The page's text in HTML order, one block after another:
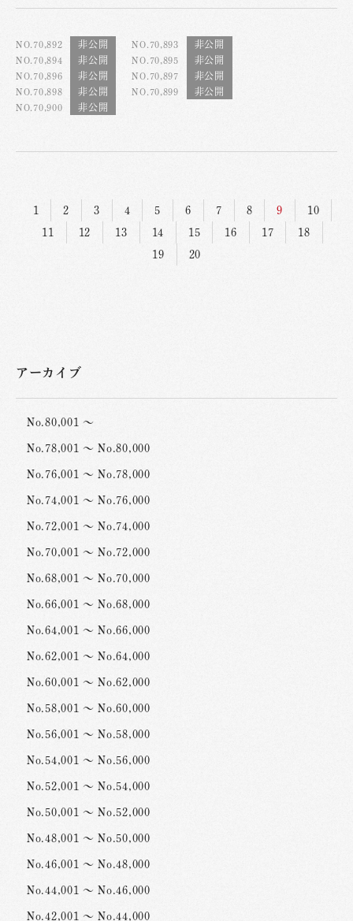
NO.70,892
NO.70,893
NO.70,894
NO.70,895
NO.70,896
NO.70,897
NO.70,898
NO.70,899
NO.70,900
1 2 3 4 5 6 7 8 9
10
11
12 13 14 15 16 17
18
19
20
アーカイブ
No.80,001 ～
No.78,001 ～ No.80,000
No.76,001 ～ No.78,000
No.74,001 ～ No.76,000
No.72,001 ～ No.74,000
No.70,001 ～ No.72,000
No.68,001 ～ No.70,000
No.66,001 ～ No.68,000
No.64,001 ～ No.66,000
No.62,001 ～ No.64,000
No.60,001 ～ No.62,000
No.58,001 ～ No.60,000
No.56,001 ～ No.58,000
No.54,001 ～ No.56,000
No.52,001 ～ No.54,000
No.50,001 ～ No.52,000
No.48,001 ～ No.50,000
No.46,001 ～ No.48,000
No.44,001 ～ No.46,000
No.42,001 ～ No.44,000